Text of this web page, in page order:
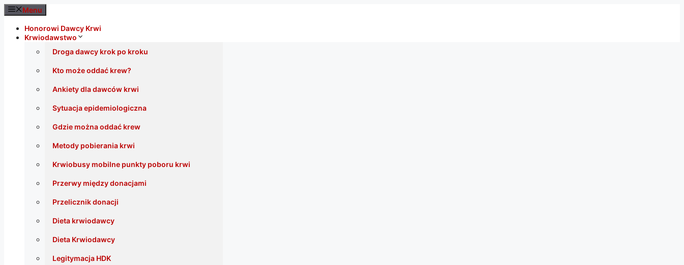
Przejdź
do
treści
Menu
Honorowi Dawcy Krwi
Krwiodawstwo
Droga dawcy krok po kroku
Kto może oddać krew?
Ankiety dla dawców krwi
Sytuacja epidemiologiczna
Gdzie można oddać krew
Metody pobierania krwi
Krwiobusy mobilne punkty poboru krwi
Przerwy między donacjami
Przelicznik donacji
Dieta krwiodawcy
Dieta Krwiodawcy
Legitymacja HDK